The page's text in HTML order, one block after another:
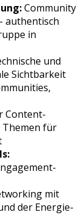
Community
authentisch
in
und
Sichtbarkeit
Content-
Themen für
mit
der Energie-